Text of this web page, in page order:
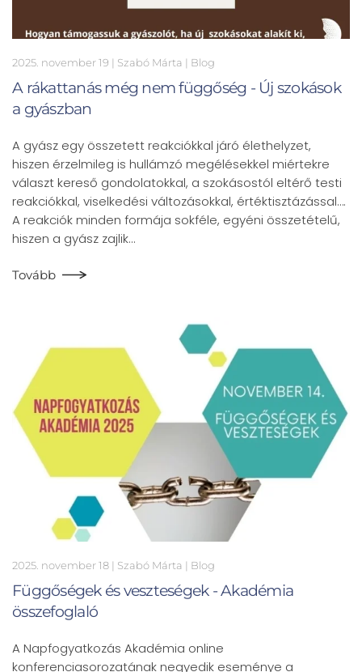
2025. november 19 | Szabó Márta | Blog
A rákattanás még nem függőség - Új szokások
a gyászban
A gyász egy összetett reakciókkal járó élethelyzet,
hiszen érzelmileg is hullámzó megélésekkel miértekre
választ kereső gondolatokkal, a szokásostól eltérő testi
reakciókkal, viselkedési változásokkal, értéktisztázással….
A reakciók minden formája sokféle, egyéni összetételű,
hiszen a gyász zajlik…
Tovább
2025. november 18 | Szabó Márta | Blog
Függőségek és veszteségek - Akadémia
összefoglaló
A Napfogyatkozás Akadémia online
konferenciasorozatának negyedik eseménye a